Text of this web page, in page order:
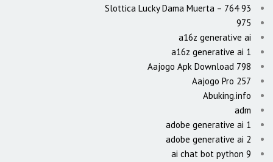
93 Slottica Lucky Dama Muerta – 764
975
a16z generative ai
a16z generative ai 1
Aajogo Apk Download 798
Aajogo Pro 257
Abuking.info
adm
adobe generative ai 1
adobe generative ai 2
ai chat bot python 9